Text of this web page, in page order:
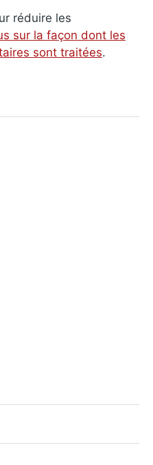
réduire les
sur la façon dont les
sont traitées.